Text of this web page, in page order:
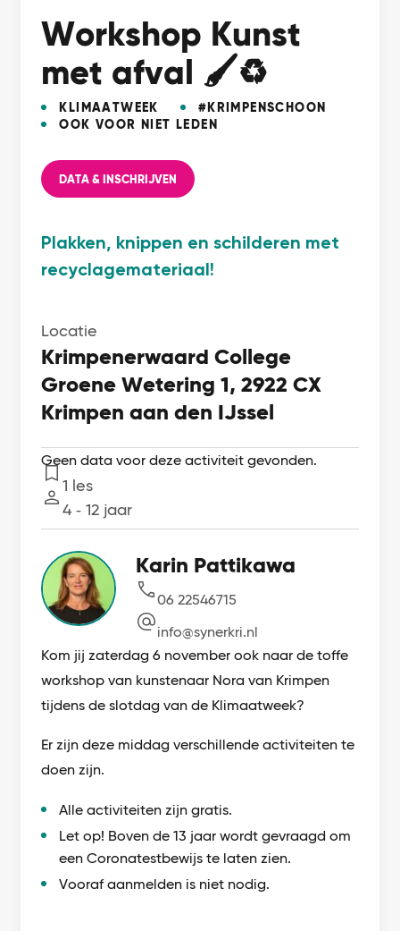
Workshop Kunst
met afval 🖌️♻️
KLIMAATWEEK
#KRIMPENSCHOON
OOK VOOR NIET LEDEN
DATA & INSCHRIJVEN
Plakken, knippen en schilderen met
recyclagemateriaal!
Locatie
Krimpenerwaard College
Groene Wetering 1, 2922 CX
Krimpen aan den IJssel
Geen data voor deze activiteit gevonden.
Lessen
1 les
Leeftijd
4 ‐ 12 jaar
Karin Pattikawa
06 22546715
info@synerkri.nl
Kom jij zaterdag 6 november ook naar de toffe
workshop van kunstenaar Nora van Krimpen
tijdens de slotdag van de Klimaatweek?
Er zijn deze middag verschillende activiteiten te
doen zijn.
Alle activiteiten zijn gratis.
Let op! Boven de 13 jaar wordt gevraagd om
een Coronatestbewijs te laten zien.
Vooraf aanmelden is niet nodig.